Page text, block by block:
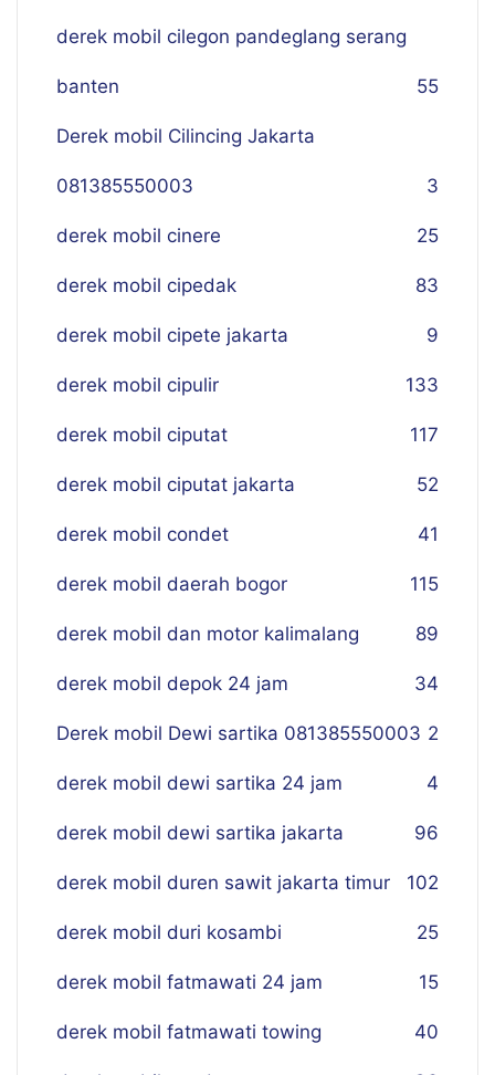
derek mobil cilegon pandeglang serang
banten 55
Derek mobil Cilincing Jakarta
081385550003 3
derek mobil cinere 25
derek mobil cipedak 83
derek mobil cipete jakarta 9
derek mobil cipulir 133
derek mobil ciputat 117
derek mobil ciputat jakarta 52
derek mobil condet 41
derek mobil daerah bogor 115
derek mobil dan motor kalimalang 89
derek mobil depok 24 jam 34
Derek mobil Dewi sartika 081385550003 2
derek mobil dewi sartika 24 jam 4
derek mobil dewi sartika jakarta 96
derek mobil duren sawit jakarta timur 102
derek mobil duri kosambi 25
derek mobil fatmawati 24 jam 15
derek mobil fatmawati towing 40